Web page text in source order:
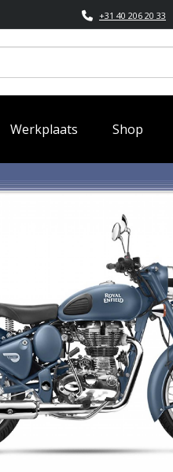
+31 40 206 20 33
Werkplaats Shop